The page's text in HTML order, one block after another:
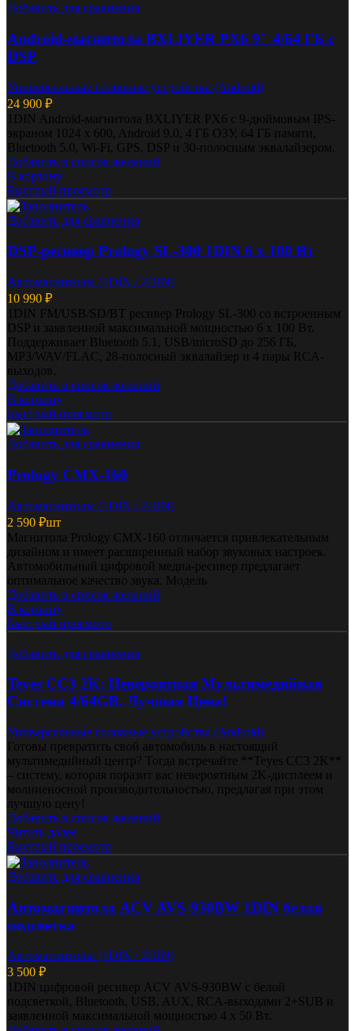
Добавить для сравнения
Android-магнитола BXLIYER PX6 9″ 4/64 ГБ с
DSP
Универсальные головные устройства (Android)
24 900 ₽
1DIN Android-магнитола BXLIYER PX6 с 9-дюймовым IPS-
экраном 1024 x 600, Android 9.0, 4 ГБ ОЗУ, 64 ГБ памяти,
Bluetooth 5.0, Wi-Fi, GPS, DSP и 30-полосным эквалайзером.
Добавить в список желаний
В корзину
Быстрый просмотр
Добавить для сравнения
DSP-ресивер Prology SL-300 1DIN 6 х 100 Вт
Автомагнитолы (1DIN / 2DIN)
10 990 ₽
1DIN FM/USB/SD/BT ресивер Prology SL-300 со встроенным
DSP и заявленной максимальной мощностью 6 х 100 Вт.
Поддерживает Bluetooth 5.1, USB/microSD до 256 ГБ,
MP3/WAV/FLAC, 28-полосный эквалайзер и 4 пары RCA-
выходов.
Добавить в список желаний
В корзину
Быстрый просмотр
Добавить для сравнения
Prology CMX-160
Автомагнитолы (1DIN / 2DIN)
2 590 ₽шт
Магнитола Prology CMX-160 отличается привлекательным
дизайном и имеет расширенный набор звуковых настроек.
Автомобильный цифровой медиа-ресивер предлагает
оптимальное качество звука. Модель
Добавить в список желаний
В корзину
Быстрый просмотр
Добавить для сравнения
Teyes CC3 2K: Невероятная Мультимедийная
Система 4/64GB. Лучшая Цена!
Универсальные головные устройства (Android)
Готовы превратить свой автомобиль в настоящий
мультимедийный центр? Тогда встречайте **Teyes CC3 2K**
– систему, которая поразит вас невероятным 2K-дисплеем и
молниеносной производительностью, предлагая при этом
лучшую цену!
Добавить в список желаний
Читать далее
Быстрый просмотр
Добавить для сравнения
Автомагнитола ACV AVS-930BW 1DIN белая
подсветка
Автомагнитолы (1DIN / 2DIN)
3 500 ₽
1DIN цифровой ресивер ACV AVS-930BW с белой
подсветкой, Bluetooth, USB, AUX, RCA-выходами 2+SUB и
заявленной максимальной мощностью 4 x 50 Вт.